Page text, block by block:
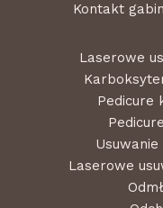
Kontakt
Laserowe
Pedicure
Laserowe